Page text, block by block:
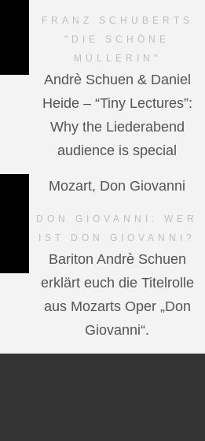
FRANZ SCHUBERTS
"DIE SCHÖNE
MÜLLERIN"
Andrè Schuen & Daniel
Heide – “Tiny Lectures”:
Why the Liederabend
audience is special
Mozart, Don Giovanni
DON GIOVANNI: WER
IST DON GIOVANNI?
Bariton Andrè Schuen
erklärt euch die Titelrolle
aus Mozarts Oper „Don
Giovanni“.